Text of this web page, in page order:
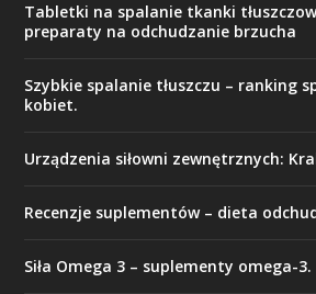
Tabletki na spalanie tkanki
preparaty na odchudzanie brzucha
Szybkie spalanie tłuszczu – ranking
kobiet.
Urządzenia siłowni zewnętrznych:
Recenzje suplementów – dieta
Siła Omega 3 – suplementy omega-